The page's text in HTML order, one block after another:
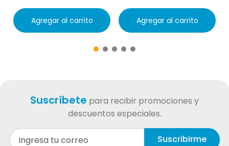
Agregar al carrito Agregar al carrito
Suscríbete para recibir promociones y
descuentos especiales.
Suscribirme